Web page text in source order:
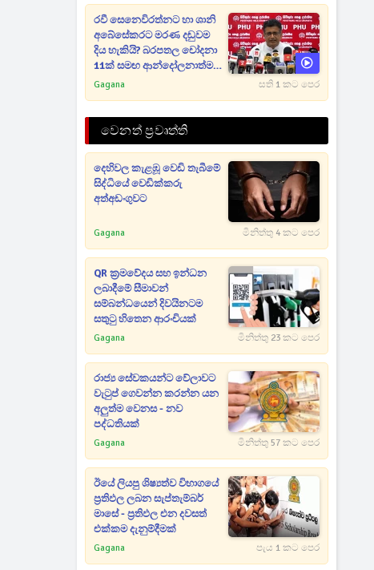
රවී සෙනෙවිරත්නට හා ශානි
අබේසේකරට මරණ දඬුවම
දිය හැකියි? බරපතල චෝදනා
11ක් සමඟ ආන්දෝලනාත්මක
ප්‍රකාශයක් [VIDEO]
Gagana සති 1 කට පෙර
වෙනත් ප්‍රවෘත්ති
දෙහිවල කැළඹූ වෙඩි තැබීමේ
සිද්ධියේ වෙඩික්කරු
අත්අඩංගුවට
Gagana මිනිත්තු 4 කට පෙර
QR ක්‍රමවේදය සහ ඉන්ධන
ලබාදීමේ සීමාවන්
සම්බන්ධයෙන් දිවයිනටම
සතුටු හිතෙන ආරංචියක්
Gagana මිනිත්තු 23 කට පෙර
රාජ්‍ය සේවකයන්ට වේලාවට
වැටුප් ගෙවන්න කරන්න යන
අලුත්ම වෙනස - නව
පද්ධතියක්
Gagana මිනිත්තු 57 කට පෙර
ඊයේ ලියපු ශිෂ්‍යත්ව විභාගයේ
ප්‍රතිඵල ලබන සැප්තැම්බර්
මාසේ - ප්‍රතිඵල එන දවසත්
එක්කම දැනුම්දීමක්
Gagana පැය 1 කට පෙර